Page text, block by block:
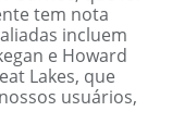
tem nota
incluem
e Howard
Lakes, que
usuários,